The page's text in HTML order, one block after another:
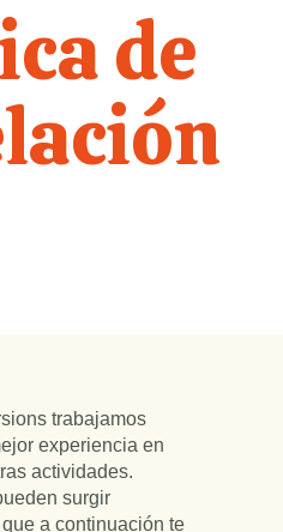
de
trabajamos
experiencia en
actividades.
surgir
a continuación te